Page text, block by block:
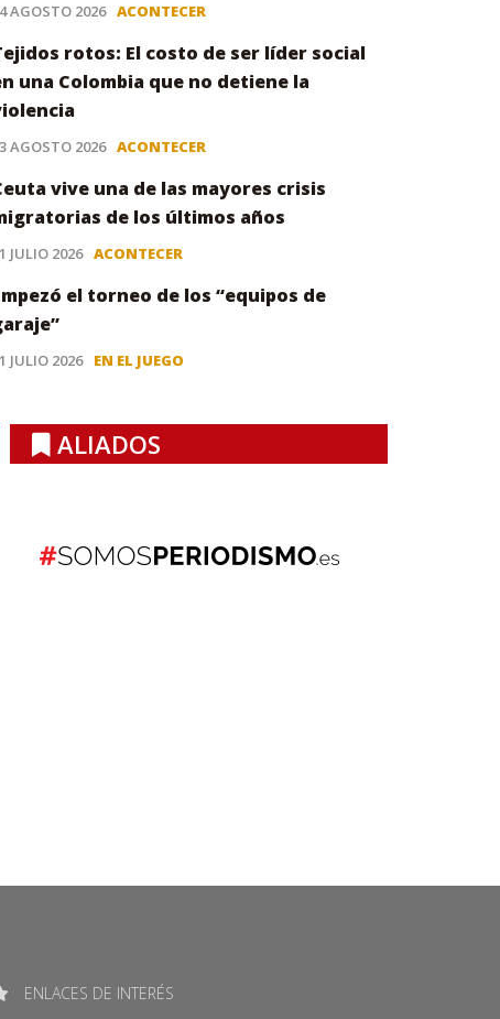
AGOSTO 2026 ACONTECER
rotos: El costo de ser líder social
una Colombia que no detiene la
AGOSTO 2026 ACONTECER
vive una de las mayores crisis
de los últimos años
JULIO 2026 ACONTECER
el torneo de los “equipos de
JULIO 2026 EN EL JUEGO
ALIADOS
ENLACES DE INTERÉS